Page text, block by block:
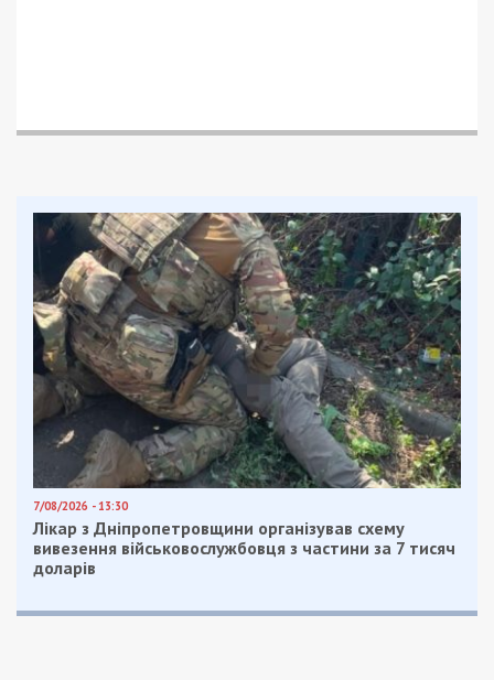
7/08/2026 - 13:30
Лікар з Дніпропетровщини організував схему
вивезення військовослужбовця з частини за 7 тисяч
доларів